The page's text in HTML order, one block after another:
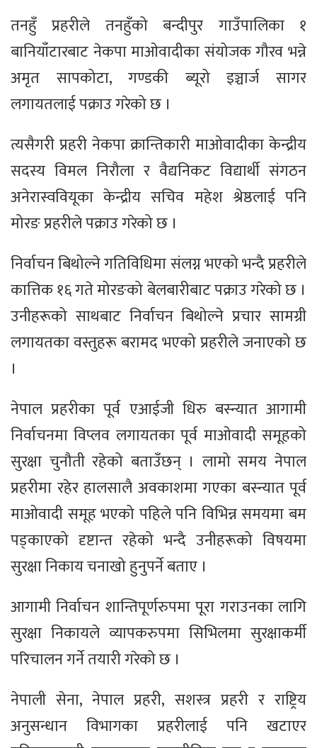
तनहुँ प्रहरीले तनहुँको बन्दीपुर गाउँपालिका १
बानियाँटारबाट नेकपा माओवादीका संयोजक गौरव भन्ने
अमृत सापकोटा, गण्डकी ब्यूरो इञ्चार्ज सागर
लगायतलाई पक्राउ गरेको छ ।
त्यसैगरी प्रहरी नेकपा क्रान्तिकारी माओवादीका केन्द्रीय
सदस्य विमल निरौला र वैद्यनिकट विद्यार्थी संगठन
अनेरास्ववियूका केन्द्रीय सचिव महेश श्रेष्ठलाई पनि
मोरङ प्रहरीले पक्राउ गरेको छ ।
निर्वाचन बिथोल्ने गतिविधिमा संलग्न भएको भन्दै प्रहरीले
कात्तिक १६ गते मोरङको बेलबारीबाट पक्राउ गरेको छ ।
उनीहरूको साथबाट निर्वाचन बिथोल्ने प्रचार सामग्री
लगायतका वस्तुहरू बरामद भएको प्रहरीले जनाएको छ
।
नेपाल प्रहरीका पूर्व एआईजी धिरु बस्न्यात आगामी
निर्वाचनमा विप्लव लगायतका पूर्व माओवादी समूहको
सुरक्षा चुनौती रहेको बताउँछन् । लामो समय नेपाल
प्रहरीमा रहेर हालसालै अवकाशमा गएका बस्न्यात पूर्व
माओवादी समूह भएको पहिले पनि विभिन्न समयमा बम
पड्काएको दृष्टान्त रहेको भन्दै उनीहरूको विषयमा
सुरक्षा निकाय चनाखो हुनुपर्ने बताए ।
आगामी निर्वाचन शान्तिपूर्णरुपमा पूरा गराउनका लागि
सुरक्षा निकायले व्यापकरुपमा सिभिलमा सुरक्षाकर्मी
परिचालन गर्ने तयारी गरेको छ ।
नेपाली सेना, नेपाल प्रहरी, सशस्त्र प्रहरी र राष्ट्रिय
अनुसन्धान विभागका प्रहरीलाई पनि खटाएर